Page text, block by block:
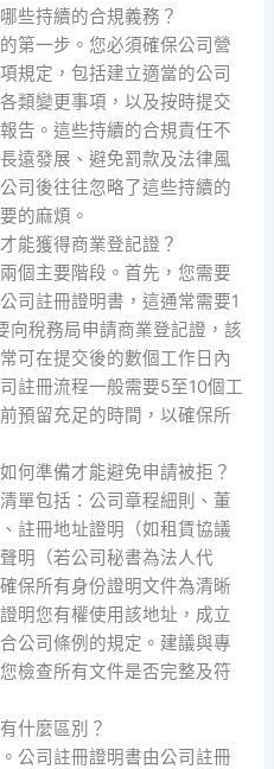
些持續的合規義務？
第一步。您必須確保公司營
規定，包括建立適當的公司
類變更事項，以及按時提交
告。這些持續的合規責任不
遠發展、避免罰款及法律風
司後往往忽略了這些持續的
的麻煩。
能獲得商業登記證？
個主要階段。首先，您需要
司註冊證明書，這通常需要1
向稅務局申請商業登記證，該
可在提交後的數個工作日內
註冊流程一般需要5至10個工
預留充足的時間，以確保所
何準備才能避免申請被拒？
單包括：公司章程細則、董
註冊地址證明（如租賃協議
明（若公司秘書為法人代
保所有身份證明文件為清晰
明您有權使用該地址，成立
公司條例的規定。建議與專
檢查所有文件是否完整及符
什麼區別？
公司註冊證明書由公司註冊